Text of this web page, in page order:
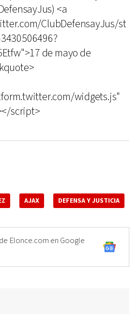
<a
ClubDefensayJus/st
de mayo de
widgets.js"
script>
AJAX DEFENSA Y JUSTICIA
Elonce.com en Google